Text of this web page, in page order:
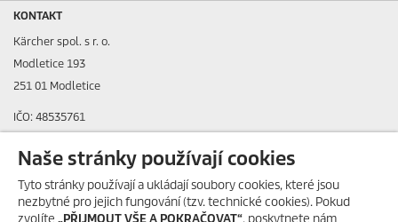
KONTAKT
Kärcher spol. s r. o.
Modletice 193
251 01 Modletice
IČO: 48535761
ID datové schránky: ic4eqpk
> Tiráž
Naše stránky používají cookies
Tyto stránky používají a ukládají soubory cookies, které jsou
nezbytné pro jejich fungování (tzv. technické cookies). Pokud
zvolíte „PŘIJMOUT VŠE A POKRAČOVAT“, poskytnete nám